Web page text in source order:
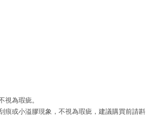
為瑕疵。
痕或小溢膠現象，不視為瑕疵，建議購買前請斟